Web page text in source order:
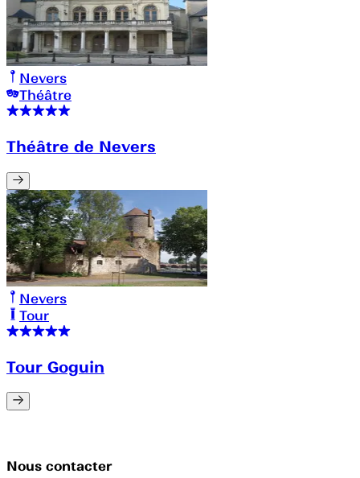
Nevers
Théâtre
Théâtre de Nevers
Nevers
Tour
Tour Goguin
Nous contacter